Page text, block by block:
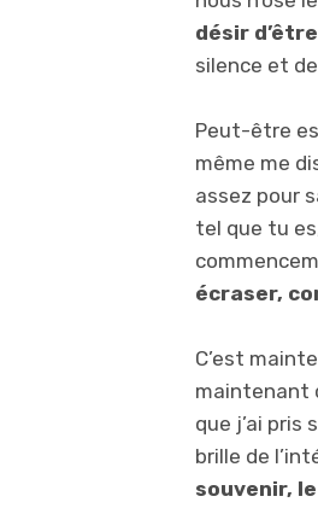
désir
silence et
Peut-être
même me
assez pour
tel que tu
écraser,
C’est
maintenant
que j’ai
brille de
souvenir,